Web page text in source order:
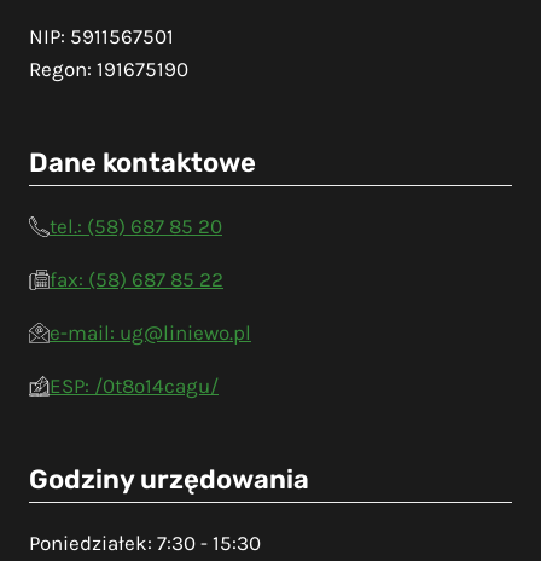
NIP: 5911567501
Regon: 191675190
Dane kontaktowe
tel.: (58) 687 85 20
fax: (58) 687 85 22
e-mail: ug@liniewo.pl
ESP: /0t8o14cagu/
Godziny urzędowania
Poniedziałek: 7:30 - 15:30